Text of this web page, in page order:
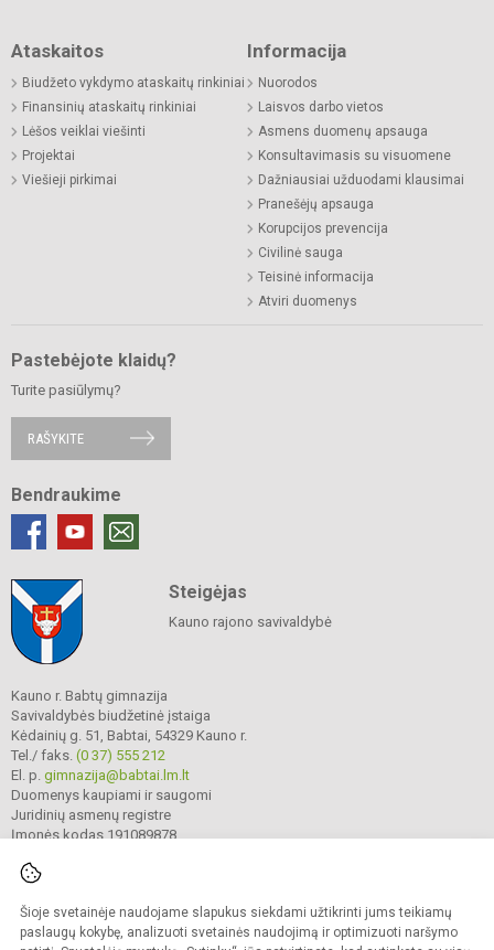
Šioje svetainėje naudojame slapukus siekdami užtikrinti jums teikiamų
paslaugų kokybę, analizuoti svetainės naudojimą ir optimizuoti naršymo
Ataskaitos
Biudžeto vykdymo ataskaitų rinkiniai
Finansinių ataskaitų rinkiniai
Lėšos veiklai viešinti
Projektai
Viešieji pirkimai
Informacija
Nuorodos
Laisvos darbo vietos
Asmens duomenų apsauga
Konsultavimasis su visuomene
Dažniausiai užduodami klausimai
Pranešėjų apsauga
Korupcijos prevencija
Civilinė sauga
Teisinė informacija
Atviri duomenys
Pastebėjote klaidų?
Turite pasiūlymų?
RAŠYKITE
Bendraukime
Steigėjas
Kauno rajono savivaldybė
Kauno r. Babtų gimnazija
Savivaldybės biudžetinė įstaiga
Kėdainių g. 51, Babtai, 54329 Kauno r.
Tel./ faks. (0 37) 555 212
El. p. gimnazija@babtai.lm.lt
Duomenys kaupiami ir saugomi
Juridinių asmenų registre
Įmonės kodas 191089878
© 2025. Kauno r. Babtų gimnazija. Visos teisės saugomos.
Kopijuoti turinį be raštiško gimnazijos sutikimo griežtai draudžiama.